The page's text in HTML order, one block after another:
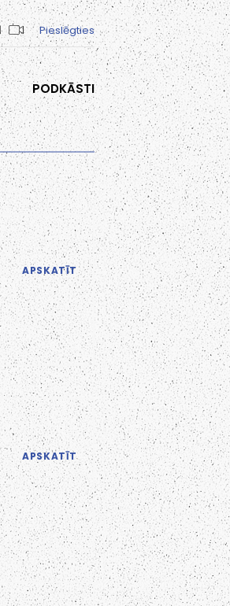
Pieslēgties
PODKĀSTI
APSKATĪT
APSKATĪT